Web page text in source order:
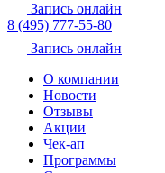
Запись онлайн
8 (495) 777-55-80
Запись онлайн
О компании
Новости
Отзывы
Акции
Чек-ап
Программы